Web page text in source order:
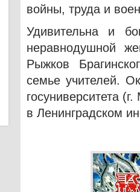
войны, труда и
Удивительна и
неравнодушной
Рыжков
семье учителей.
госуниверситета
в Ленинградском